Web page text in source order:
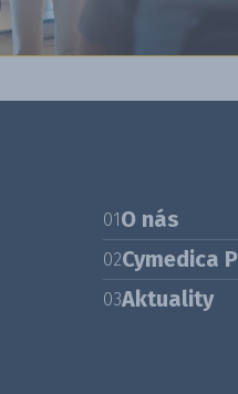
01O nás
02Cymedica
03Aktuality